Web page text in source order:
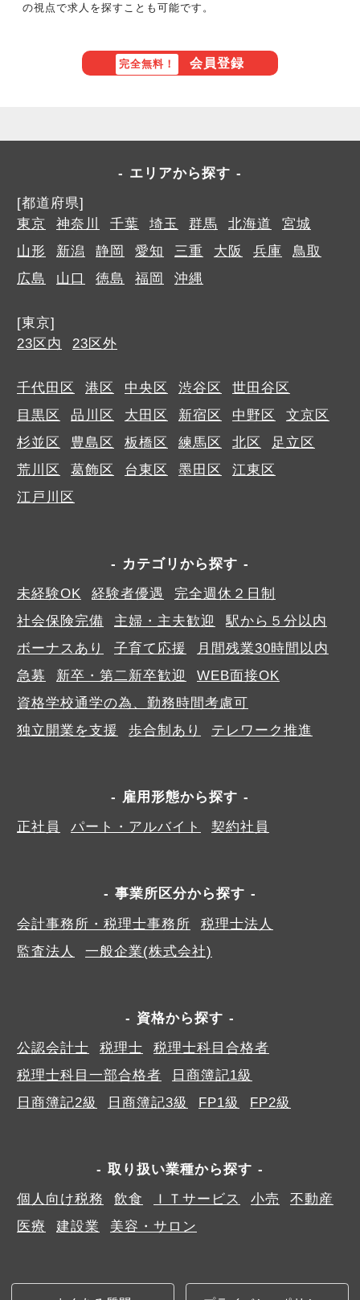
の視点で求人を探すことも可能です。
完全無料！ 会員登録
エリアから探す
[都道府県]
東京
神奈川 千葉 埼玉 群馬 北海道
宮城
山形
新潟 静岡 愛知 三重 大阪 兵庫
鳥取
広島
山口 徳島 福岡 沖縄
[東京]
23区内
23区外
千代田区 港区 中央区 渋谷区
世田谷区
目黒区
品川区 大田区 新宿区 中野区
文京区
杉並区
豊島区 板橋区 練馬区 北区
足立区
荒川区
葛飾区 台東区 墨田区
江東区
江戸川区
カテゴリから探す
未経験OK
経験者優遇
完全週休２日制
社会保険完備
主婦・主夫歓迎
駅から５分以内
ボーナスあり
子育て応援
月間残業30時間以内
急募
新卒・第二新卒歓迎
WEB面接OK
資格学校通学の為、勤務時間考慮可
独立開業を支援
歩合制あり テレワーク推進
雇用形態から探す
正社員
パート・アルバイト 契約社員
事業所区分から探す
会計事務所・税理士事務所
税理士法人
監査法人
一般企業(株式会社)
資格から探す
公認会計士
税理士
税理士科目合格者
税理士科目一部合格者
日商簿記1級
日商簿記2級
日商簿記3級 FP1級 FP2級
取り扱い業種から探す
個人向け税務
飲食 ＩＴサービス 小売
不動産
医療
建設業 美容・サロン